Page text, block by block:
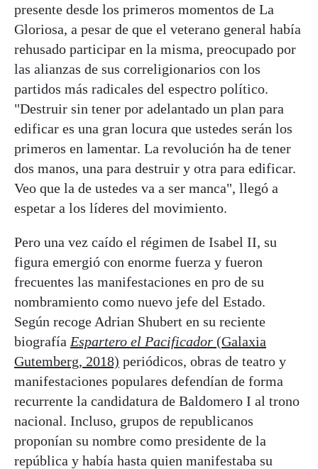
presente desde los primeros momentos de La
Gloriosa, a pesar de que el veterano general había
rehusado participar en la misma, preocupado por
las alianzas de sus correligionarios con los
partidos más radicales del espectro político.
"Destruir sin tener por adelantado un plan para
edificar es una gran locura que ustedes serán los
primeros en lamentar. La revolución ha de tener
dos manos, una para destruir y otra para edificar.
Veo que la de ustedes va a ser manca", llegó a
espetar a los líderes del movimiento.
Pero una vez caído el régimen de Isabel II, su
figura emergió con enorme fuerza y fueron
frecuentes las manifestaciones en pro de su
nombramiento como nuevo jefe del Estado.
Según recoge Adrian Shubert en su reciente
biografía Espartero el Pacificador (Galaxia
Gutemberg, 2018) periódicos, obras de teatro y
manifestaciones populares defendían de forma
recurrente la candidatura de Baldomero I al trono
nacional. Incluso, grupos de republicanos
proponían su nombre como presidente de la
república y había hasta quien manifestaba su